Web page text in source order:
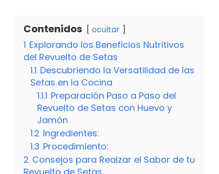
Contenidos ocultar
1 Explorando los Beneficios Nutritivos
del Revuelto de Setas
1.1 Descubriendo la Versatilidad de las
Setas en la Cocina
1.1.1 Preparación Paso a Paso del
Revuelto de Setas con Huevo y
Jamón
1.2 Ingredientes:
1.3 Procedimiento:
2 Consejos para Realzar el Sabor de tu